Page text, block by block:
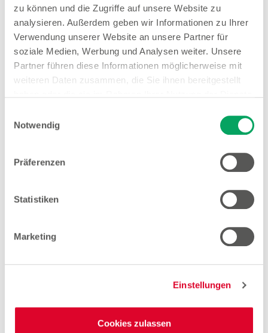
zu können und die Zugriffe auf unsere Website zu
analysieren. Außerdem geben wir Informationen zu Ihrer
Verwendung unserer Website an unsere Partner für
soziale Medien, Werbung und Analysen weiter. Unsere
Partner führen diese Informationen möglicherweise mit
weiteren Daten zusammen, die Sie ihnen bereitgestellt
Einstellungen zu den Cookies finden Sie
Notwendig
Präferenzen
Statistiken
Marketing
Einstellungen
Cookies zulassen
Woolworth – Wiesbaden
Bahnhofsplatz 3
Entfernung
Öffnungszeiten
Hinweis